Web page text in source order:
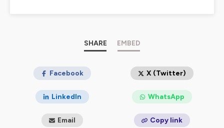
📖Si ce podcast t'a intéressé.e, d'autres pépites
des noms des espèces
(Ulmer 2024).
📖Marc est aussi l'auteur d'
En finir avec les idées
fausses sur le monde Vivant
(Éditions de l'atelier
_______
SHARE EMBED
Facebook X (Twitter)
LinkedIn WhatsApp
Email Copy link